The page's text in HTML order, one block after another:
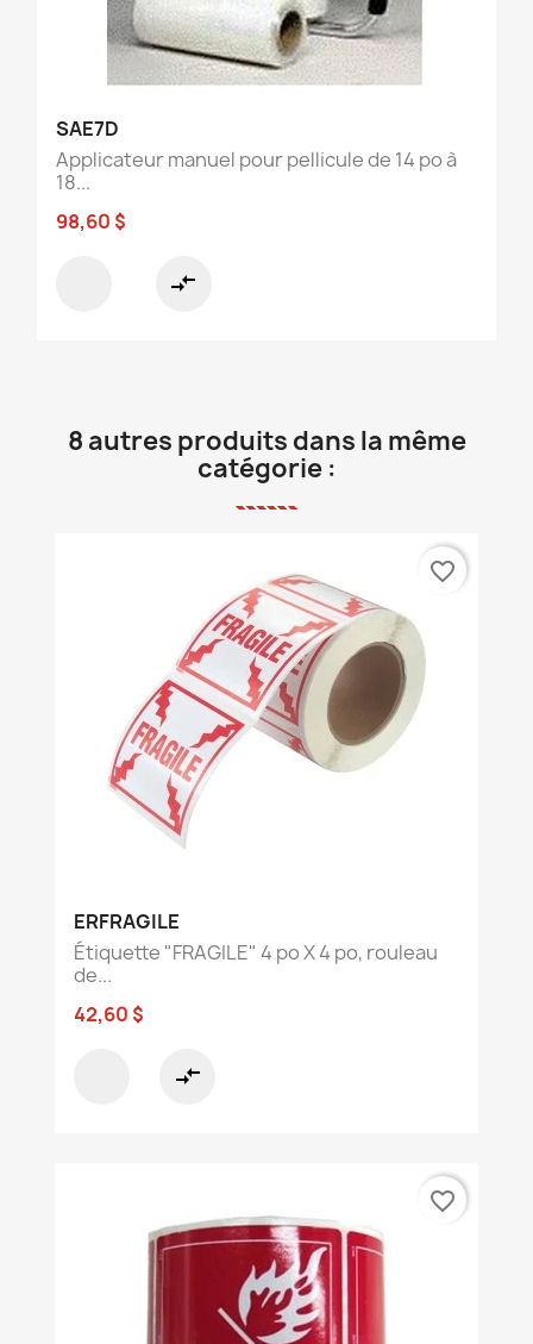
SAE7D
Applicateur manuel pour pellicule de 14 po à
18...
98,60 $
compare_arrows
8 autres produits dans la même
catégorie :
ERFRAGILE
Étiquette "FRAGILE" 4 po X 4 po, rouleau
de...
42,60 $
compare_arrows
favorite_border
favorite_border